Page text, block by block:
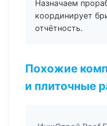
Назначаем
координирует
отчётность.
Похожие
и плиточные